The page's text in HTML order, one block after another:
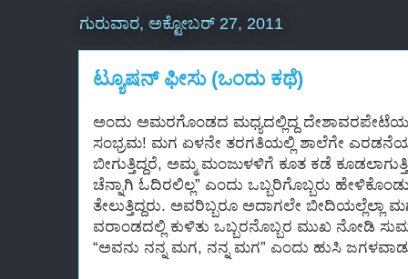
ಗುರುವಾರ, ಅಕ್ಟೋಬರ್ 27, 2011
ಟ್ಯೂಷನ್ ಫೀಸು (ಒಂದು ಕಥೆ)
ಅಂದು ಅಮರಗೊಂಡದ ಮಧ್ಯದಲ್ಲಿದ್ದ
ಸಂಭ್ರಮ! ಮಗ ಏಳನೇ ತರಗತಿಯಲ್ಲಿ ಶಾಲೆಗೇ
ಬೀಗುತ್ತಿದ್ದರೆ, ಅಮ್ಮ ಮಂಜುಳಳಿಗೆ ಕೂತ ಕಡೆ
ಚೆನ್ನಾಗಿ ಓದಿರಲಿಲ್ಲ” ಎಂದು ಒಬ್ಬರಿಗೊಬ್ಬರು
ತೇಲುತ್ತಿದ್ದರು. ಅವರಿಬ್ಬರೂ ಅದಾಗಲೇ
ವರಾಂಡದಲ್ಲಿ ಕುಳಿತು ಒಬ್ಬರನೊಬ್ಬರ ಮುಖ ನೋಡಿ
“ಅವನು ನನ್ನ ಮಗ, ನನ್ನ ಮಗ” ಎಂದು ಹುಸಿ